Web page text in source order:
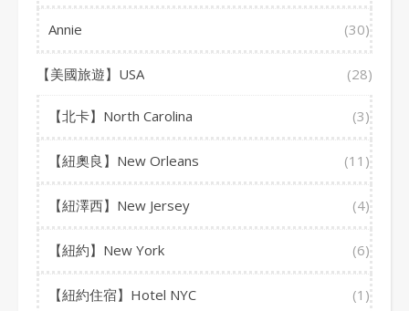
Annie (30)
【美國旅遊】USA (28)
【北卡】North Carolina (3)
【紐奧良】New Orleans (11)
【紐澤西】New Jersey (4)
【紐約】New York (6)
【紐約住宿】Hotel NYC (1)